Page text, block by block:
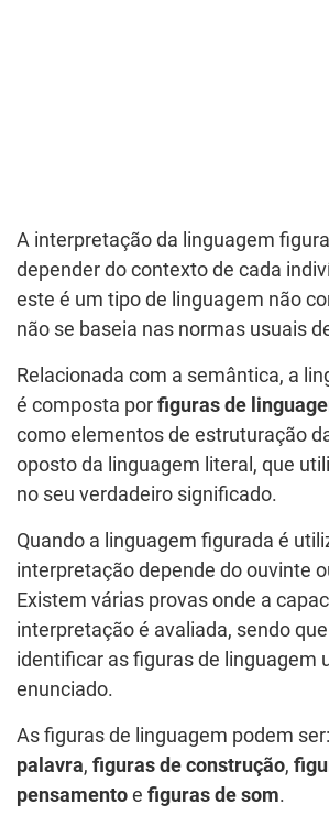
A interpretação da linguagem
depender do contexto de cada
este é um tipo de linguagem não
não se baseia nas normas usuais
Relacionada com a semântica, a
é composta por figuras de
como elementos de estruturação
oposto da linguagem literal, que
no seu verdadeiro significado.
Quando a linguagem figurada é
interpretação depende do ouvinte
Existem várias provas onde a
interpretação é avaliada, sendo
identificar as figuras de linguagem
enunciado.
As figuras de linguagem podem ser:
palavra, figuras de construção,
pensamento e figuras de som.